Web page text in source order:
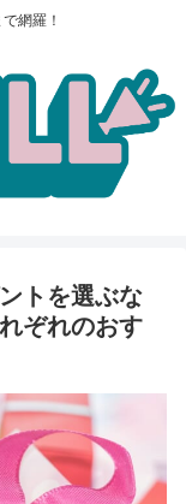
網羅！
トを選ぶな
ぞれのおす